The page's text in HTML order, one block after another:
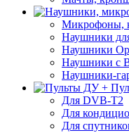
Микрофоны,
Наушники
Наушники
Наушники с
Наушники-
Для DVB-T2
Для
Для